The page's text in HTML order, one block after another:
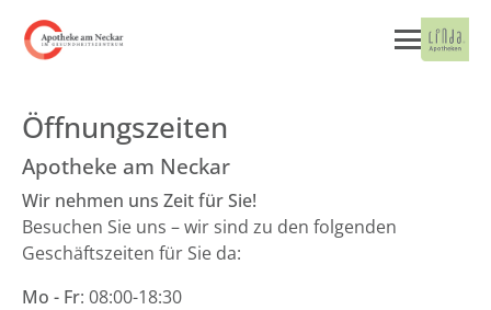
Öffnungszeiten
Apotheke am Neckar
Wir nehmen uns Zeit für Sie!
Besuchen Sie uns – wir sind zu den folgenden
Geschäftszeiten für Sie da:
Mo - Fr: 08:00-18:30